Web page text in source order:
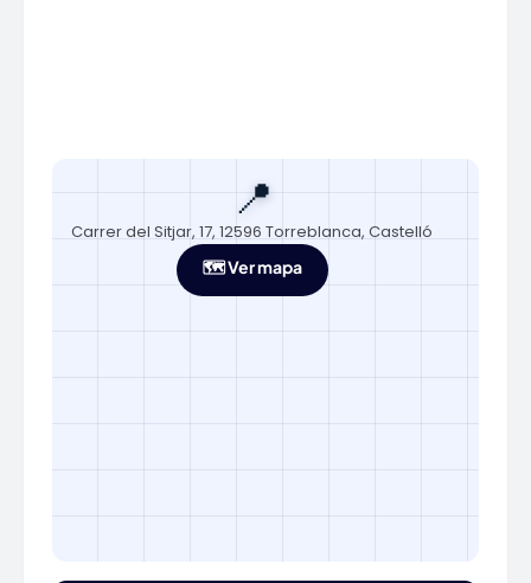
📍
Carrer del Sitjar, 17, 12596 Torreblanca, Castelló
🗺️ Ver mapa